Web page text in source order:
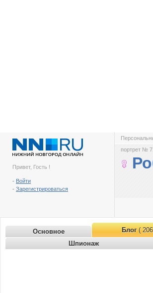
Привет, Гость !
- Войти
- Зарегистрироваться
портрет №
Основное Блог(
Шпионаж